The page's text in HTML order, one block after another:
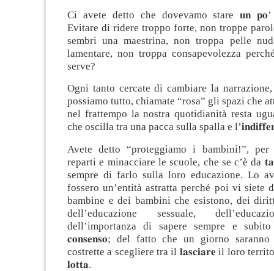
Ci avete detto che dovevamo stare 𝐮𝐧 𝐩𝐨’
Evitare di ridere troppo forte, non troppe
sembri una maestrina, non troppa pelle
lamentare, non troppa consapevolezza
serve?
Ogni tanto cercate di cambiare la
possiamo tutto, chiamate “rosa” gli spazi che
nel frattempo la nostra quotidianità resta
che oscilla tra una pacca sulla spalla e
Avete detto “proteggiamo i bambini!”,
reparti e minacciare le scuole, che se c’è da
sempre di farlo sulla loro educazione. Lo
fossero un’entità astratta perché poi vi siete
bambine e dei bambini che esistono, dei
dell’educazione sessuale,
dell’importanza di sapere sempre e
𝐜𝐨𝐧𝐬𝐞𝐧𝐬𝐨; del fatto che un giorno saranno
costrette a scegliere tra il 𝐥𝐚𝐬𝐜𝐢𝐚𝐫𝐞 il loro
𝐥𝐨𝐭𝐭𝐚.